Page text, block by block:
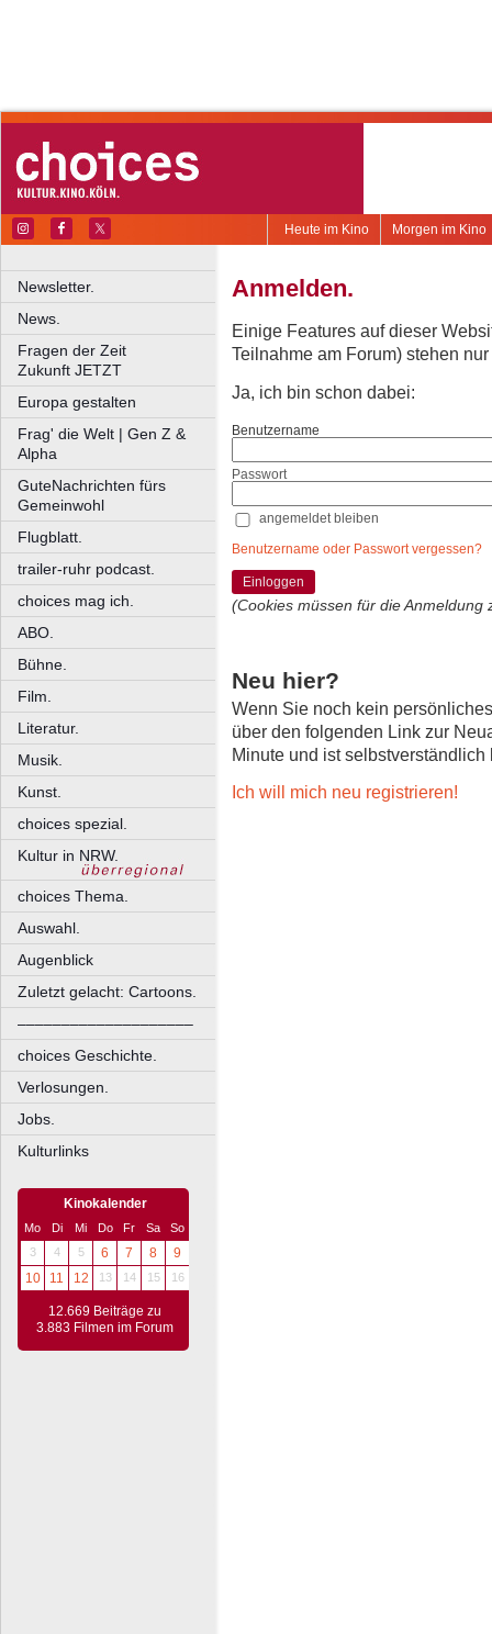
Morgen im Kino
Heute im Kino
Newsletter.
News.
Fragen der Zeit
Zukunft JETZT
Europa gestalten
Frag' die Welt | Gen Z &
Alpha
GuteNachrichten fürs
Gemeinwohl
Flugblatt.
trailer-ruhr podcast.
choices mag ich.
ABO.
Bühne.
Film.
Literatur.
Musik.
Kunst.
choices spezial.
Kultur in NRW.
choices Thema.
Auswahl.
Augenblick
Zuletzt gelacht: Cartoons.
––––––––––––––––––––
choices Geschichte.
Verlosungen.
Jobs.
Kulturlinks
Kinokalender
Mo Di Mi Do Fr Sa
So
3
4 5 6 7 8
9
10
11 12 13 14 15 16
12.669 Beiträge zu
3.883 Filmen im Forum
Anmelden.
Einige Features auf dieser
Teilnahme am Forum) stehen
Ja, ich bin schon dabei:
Benutzername
Passwort
angemeldet bleiben
Benutzername oder Passwort vergessen?
Einloggen
(Cookies müssen für die Anmeldung
Neu hier?
Wenn Sie noch kein
über den folgenden Link zur
Minute und ist selbstverständlich
Ich will mich neu registrieren!